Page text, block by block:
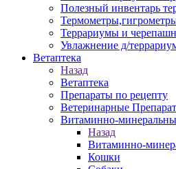
Полезный инвентарь
Террариумы и
Увлажнение д/
Ветаптека
Назад
Ветаптека
Препараты по рецепту
Ветеринарные
Витаминно-
Назад
Витаминно-
Кошки